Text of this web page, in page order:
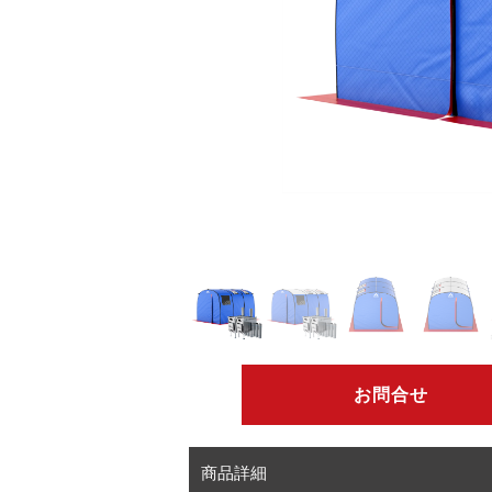
お問合せ
商品詳細